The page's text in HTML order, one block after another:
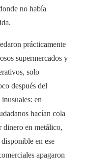
no había
prácticamente
supermercados y
solo
después del
en
hacían cola
dinero en metálico,
en ese
apagaron